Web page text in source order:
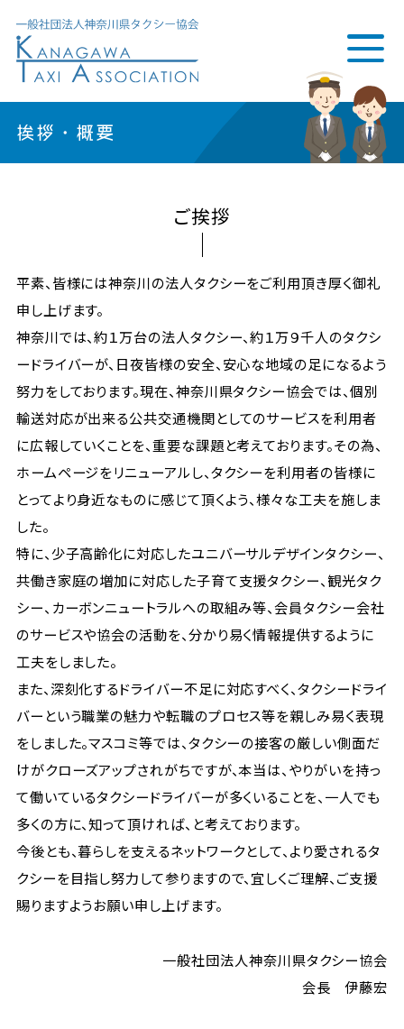
挨拶・概要
ご挨拶
平素、皆様には神奈川の法人タクシーをご利用頂き厚く御礼
申し上げます。
神奈川では、約１万台の法人タクシー、約１万９千人のタクシ
ードライバーが、日夜皆様の安全、安心な地域の足になるよう
努力をしております。現在、神奈川県タクシー協会では、個別
輸送対応が出来る公共交通機関としてのサービスを利用者
に広報していくことを、重要な課題と考えております。その為、
ホームページをリニューアルし、タクシーを利用者の皆様に
とってより身近なものに感じて頂くよう、様々な工夫を施しま
した。
特に、少子高齢化に対応したユニバーサルデザインタクシー、
共働き家庭の増加に対応した子育て支援タクシー、観光タク
シー、カーボンニュートラルへの取組み等、会員タクシー会社
のサービスや協会の活動を、分かり易く情報提供するように
工夫をしました。
また、深刻化するドライバー不足に対応すべく、タクシードライ
バーという職業の魅力や転職のプロセス等を親しみ易く表現
をしました。マスコミ等では、タクシーの接客の厳しい側面だ
けがクローズアップされがちですが、本当は、やりがいを持っ
て働いているタクシードライバーが多くいることを、一人でも
多くの方に、知って頂ければ、と考えております。
今後とも、暮らしを支えるネットワークとして、より愛されるタ
クシーを目指し努力して参りますので、宜しくご理解、ご支援
賜りますようお願い申し上げます。
一般社団法人神奈川県タクシー協会
会長 伊藤宏